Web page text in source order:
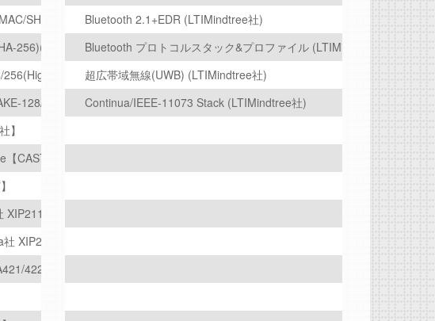
SHA-384)(Blanced)【Xiphera社 XIP3323B】
256)(Blanced)【Xiphera社 XIP3322B】
speed)【Xiphera社 XIP3030H】
128/256) (Compact)【Xiphera社 XIP3030C】
】
CAST社】
】
XIP2113H】
422/423】
Bluetooth 2.1+EDR (LTIMindtree社)
Bluetooth プロトコルスタック&プロファイル (LTIMindtree社)
超広帯域無線(UWB) (LTIMindtree社)
Continua/IEEE-11073 Stack (LTIMindtree社)